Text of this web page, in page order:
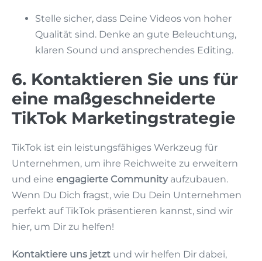
Stelle sicher, dass Deine Videos von hoher
Qualität sind. Denke an gute Beleuchtung,
klaren Sound und ansprechendes Editing.
6. Kontaktieren Sie uns für
eine maßgeschneiderte
TikTok Marketingstrategie
TikTok ist ein leistungsfähiges Werkzeug für
Unternehmen, um ihre Reichweite zu erweitern
und eine engagierte Communityaufzubauen.
Wenn Du Dich fragst, wie Du Dein Unternehmen
perfekt auf TikTok präsentieren kannst, sind wir
hier, um Dir zu helfen!
Kontaktiere uns jetzt und wir helfen Dir dabei,